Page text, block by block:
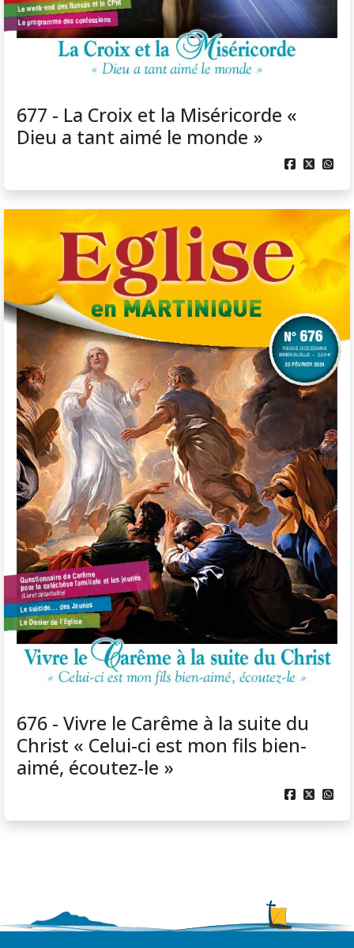
677 - La Croix et la Miséricorde «
Dieu a tant aimé le monde »
  
676 - Vivre le Carême à la suite du
Christ « Celui-ci est mon fils bien-
aimé, écoutez-le »
  